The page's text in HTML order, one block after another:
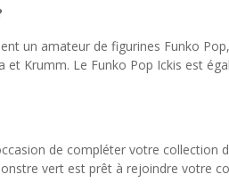
un amateur de figurines Funko
et Krumm. Le Funko Pop Ickis est
de compléter votre
vert est prêt à rejoindre votre